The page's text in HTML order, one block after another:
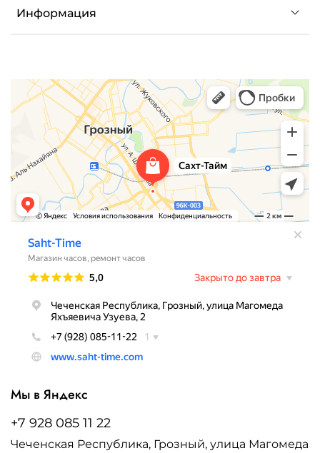
Информация
Мы в Яндекс
+7 928 085 11 22
Чеченская Республика, Грозный, улица Магомеда